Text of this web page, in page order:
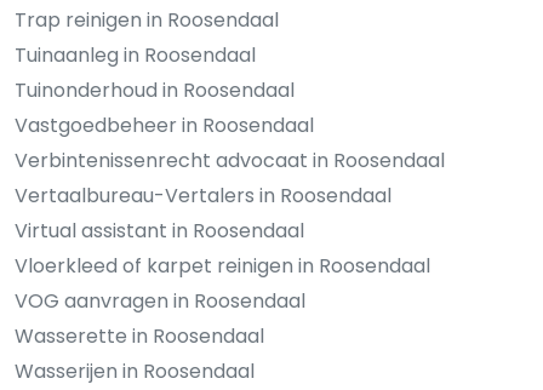
Trap reinigen in Roosendaal
Tuinaanleg in Roosendaal
Tuinonderhoud in Roosendaal
Vastgoedbeheer in Roosendaal
Verbintenissenrecht advocaat in Roosendaal
Vertaalbureau-Vertalers in Roosendaal
Virtual assistant in Roosendaal
Vloerkleed of karpet reinigen in Roosendaal
VOG aanvragen in Roosendaal
Wasserette in Roosendaal
Wasserijen in Roosendaal